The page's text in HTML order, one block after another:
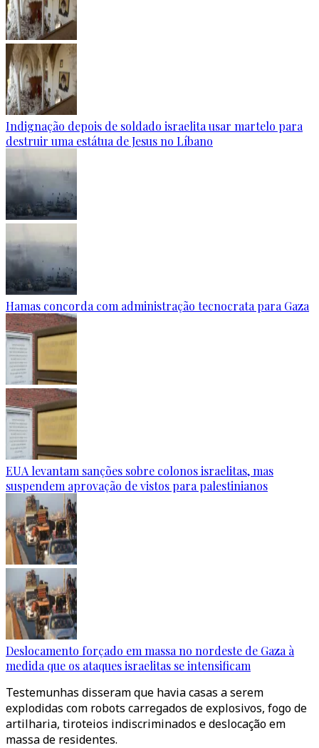
Indignação depois de soldado israelita usar martelo para
destruir uma estátua de Jesus no Líbano
Hamas concorda com administração tecnocrata para Gaza
EUA levantam sanções sobre colonos israelitas, mas
suspendem aprovação de vistos para palestinianos
Deslocamento forçado em massa no nordeste de Gaza à
medida que os ataques israelitas se intensificam
Testemunhas disseram que havia casas a serem
explodidas com robots carregados de explosivos, fogo de
artilharia, tiroteios indiscriminados e deslocação em
massa de residentes.